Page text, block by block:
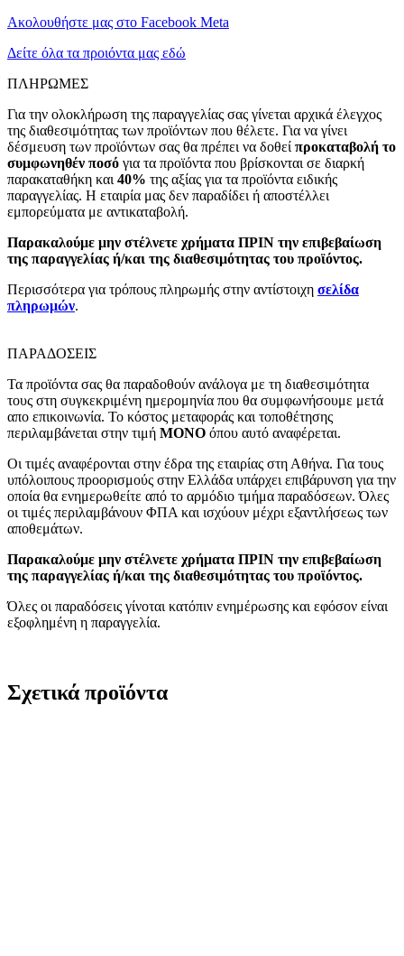
Ακολουθήστε μας στο Facebook Meta
Δείτε όλα τα προιόντα μας εδώ
ΠΛΗΡΩΜΕΣ
Για την ολοκλήρωση της παραγγελίας σας γίνεται αρχικά έλεγχος
της διαθεσιμότητας των προϊόντων που θέλετε. Για να γίνει
δέσμευση των προϊόντων σας θα πρέπει να δοθεί προκαταβολή το
συμφωνηθέν ποσό για τα προϊόντα που βρίσκονται σε διαρκή
παρακαταθήκη και 40% της αξίας για τα προϊόντα ειδικής
παραγγελίας. Η εταιρία μας δεν παραδίδει ή αποστέλλει
εμπορεύματα με αντικαταβολή.
Παρακαλούμε μην στέλνετε χρήματα ΠΡΙΝ την επιβεβαίωση
της παραγγελίας ή/και της διαθεσιμότητας του προϊόντος.
Περισσότερα για τρόπους πληρωμής στην αντίστοιχη σελίδα
πληρωμών.
ΠΑΡΑΔΟΣΕΙΣ
Τα προϊόντα σας θα παραδοθούν ανάλογα με τη διαθεσιμότητα
τους στη συγκεκριμένη ημερομηνία που θα συμφωνήσουμε μετά
απο επικοινωνία. Το κόστος μεταφοράς και τοποθέτησης
περιλαμβάνεται στην τιμή MONO όπου αυτό αναφέρεται.
Οι τιμές αναφέρονται στην έδρα της εταιρίας στη Αθήνα. Για τους
υπόλοιπους προορισμούς στην Ελλάδα υπάρχει επιβάρυνση για την
οποία θα ενημερωθείτε από το αρμόδιο τμήμα παραδόσεων. Όλες
οι τιμές περιλαμβάνουν ΦΠΑ και ισχύουν μέχρι εξαντλήσεως των
αποθεμάτων.
Παρακαλούμε μην στέλνετε χρήματα ΠΡΙΝ την επιβεβαίωση
της παραγγελίας ή/και της διαθεσιμότητας του προϊόντος.
Όλες οι παραδόσεις γίνοται κατόπιν ενημέρωσης και εφόσον είναι
εξοφλημένη η παραγγελία.
Σχετικά προϊόντα